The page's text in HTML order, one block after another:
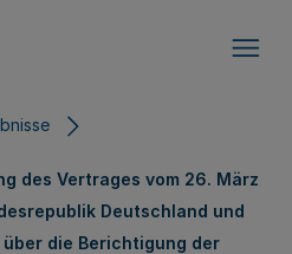
des Vertrages vom 26. März
Deutschland und
die Berichtigung der